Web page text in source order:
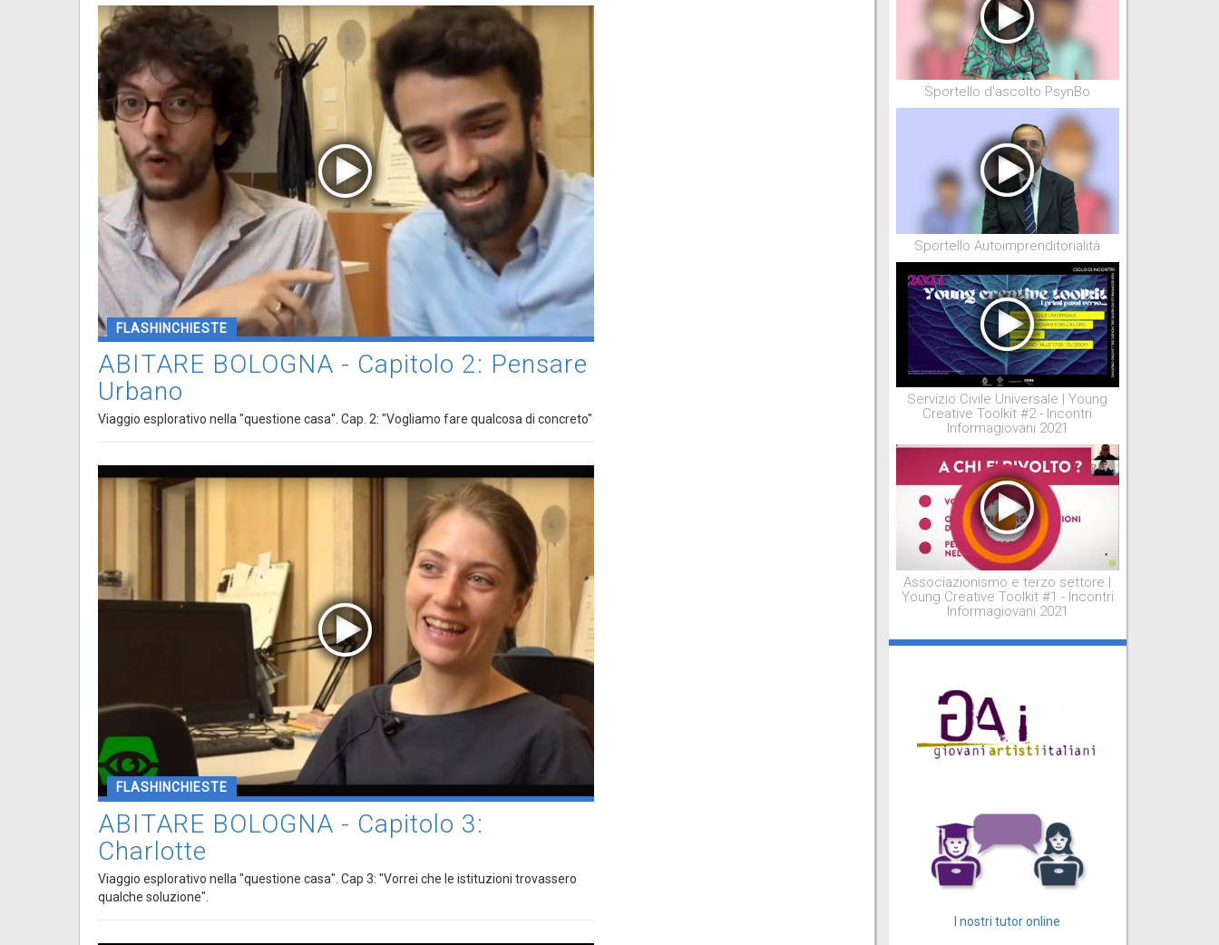
FLASHINCHIESTE
ABITARE BOLOGNA - Capitolo 2: Pensare
Urbano
Viaggio esplorativo nella "questione casa". Cap. 2: "Vogliamo fare qualcosa di concreto"
FLASHINCHIESTE
ABITARE BOLOGNA - Capitolo 3:
Charlotte
Viaggio esplorativo nella "questione casa". Cap 3: "Vorrei che le istituzioni trovassero
qualche soluzione".
Sportello d'ascolto PsynBo
Sportello Autoimprenditorialità
Servizio Civile Universale | Young
Creative Toolkit #2 - Incontri
Informagiovani 2021
Associazionismo e terzo settore |
Young Creative Toolkit #1 - Incontri
Informagiovani 2021
I nostri tutor online